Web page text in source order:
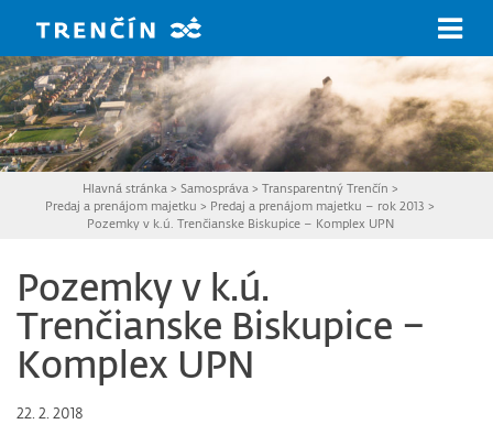
Hlavná stránka > Samospráva > Transparentný Trenčín >
Predaj a prenájom majetku > Predaj a prenájom majetku – rok 2013 >
Pozemky v k.ú. Trenčianske Biskupice – Komplex UPN
Pozemky v k.ú.
Trenčianske Biskupice –
Komplex UPN
22. 2. 2018